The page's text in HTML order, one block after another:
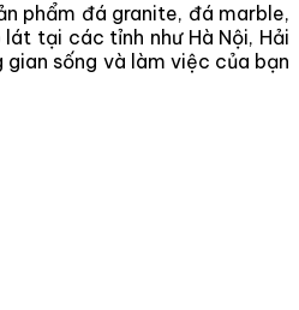
phẩm đá granite, đá marble,
tại các tỉnh như Hà Nội, Hải
gian sống và làm việc của bạn